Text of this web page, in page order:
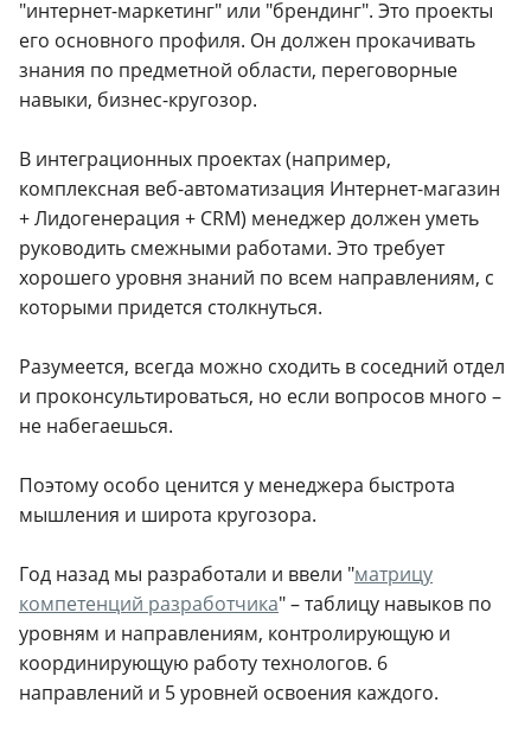
"интернет-маркетинг" или "брендинг". Это проекты
его основного профиля. Он должен прокачивать
знания по предметной области, переговорные
навыки, бизнес-кругозор.
В интеграционных проектах (например,
комплексная веб-автоматизация Интернет-магазин
+ Лидогенерация + CRM) менеджер должен уметь
руководить смежными работами. Это требует
хорошего уровня знаний по всем направлениям, с
которыми придется столкнуться.
Разумеется, всегда можно сходить в соседний отдел
и проконсультироваться, но если вопросов много –
не набегаешься.
Поэтому особо ценится у менеджера быстрота
мышления и широта кругозора.
Год назад мы разработали и ввели "матрицу
компетенций разработчика" – таблицу навыков по
уровням и направлениям, контролирующую и
координирующую работу технологов. 6
направлений и 5 уровней освоения каждого.